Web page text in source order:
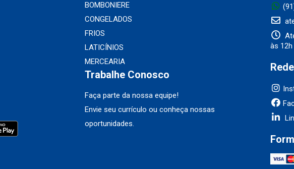
BOMBONIERE
CONGELADOS
FRIOS
LATICÍNIOS
MERCEARIA
Trabalhe Conosco
Faça parte da nossa equipe!
Envie seu currículo ou conheça nossas
oportunidades.
às